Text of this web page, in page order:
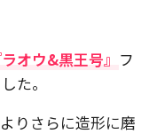
オウ&黒王号』 フ
た。
りさらに造形に磨